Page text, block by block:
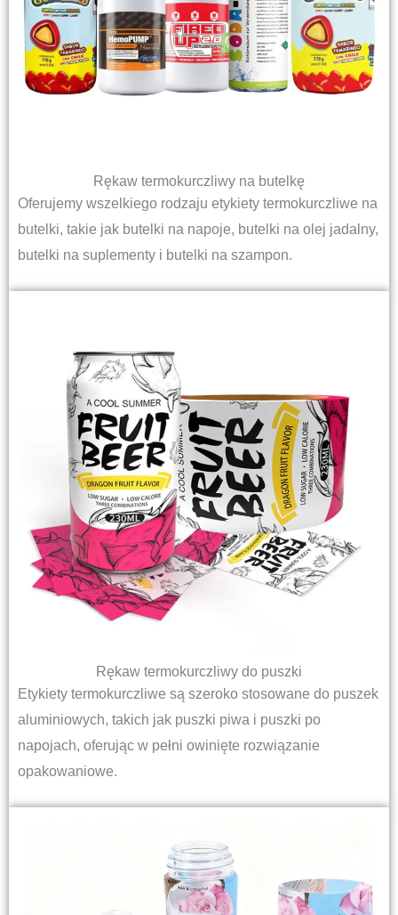
Rękaw termokurczliwy na butelkę
Oferujemy wszelkiego rodzaju etykiety termokurczliwe na
butelki, takie jak butelki na napoje, butelki na olej jadalny,
butelki na suplementy i butelki na szampon.
Rękaw termokurczliwy do puszki
Etykiety termokurczliwe są szeroko stosowane do puszek
aluminiowych, takich jak puszki piwa i puszki po
napojach, oferując w pełni owinięte rozwiązanie
opakowaniowe.